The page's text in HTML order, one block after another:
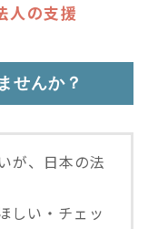
人の支援
せんか？
が、日本の法
しい・チェッ